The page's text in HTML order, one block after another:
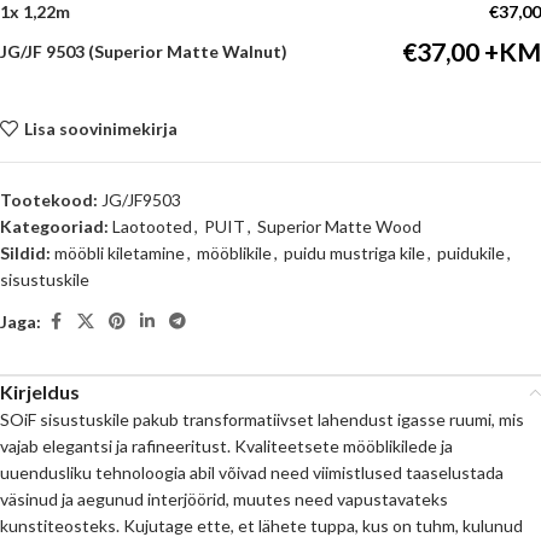
1x €37,00
JG/JF 9503 (Superior Matte Walnut)
€37,00
Lisa soovinimekirja
Tootekood: JG/JF9503
Kategooriad: Laotooted, PUIT, Superior Matte Wood
Sildid: mööbli kiletamine, mööblikile, puidu mustriga kile, puidukile,
sisustuskile
Jaga:
Kirjeldus
SOiF sisustuskile pakub transformatiivset lahendust igasse ruumi, mis
vajab elegantsi ja rafineeritust. Kvaliteetsete mööblikilede ja
uuendusliku tehnoloogia abil võivad need viimistlused taaselustada
väsinud ja aegunud interjöörid, muutes need vapustavateks
kunstiteosteks. Kujutage ette, et lähete tuppa, kus on tuhm, kulunud